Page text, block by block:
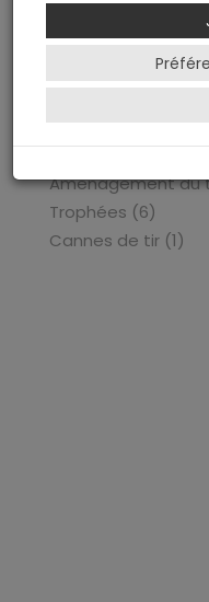
Armurerie
Arme de défense
Equipements de
Transport du
Amenagement du
Trophées (6)
Cannes de tir (1)